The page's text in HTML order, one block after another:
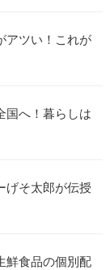
アツい！これが
国へ！暮らしは
げそ太郎が伝授
鮮食品の個別配